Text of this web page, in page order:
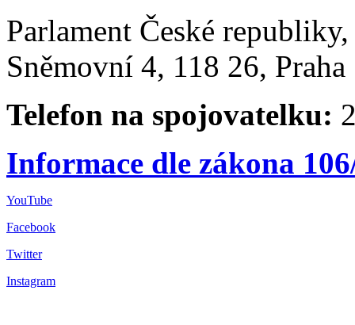
Parlament České
Sněmovní 4, 118 26,
Telefon na spojovatelku:
Informace dle zákona
YouTube
Facebook
Twitter
Instagram